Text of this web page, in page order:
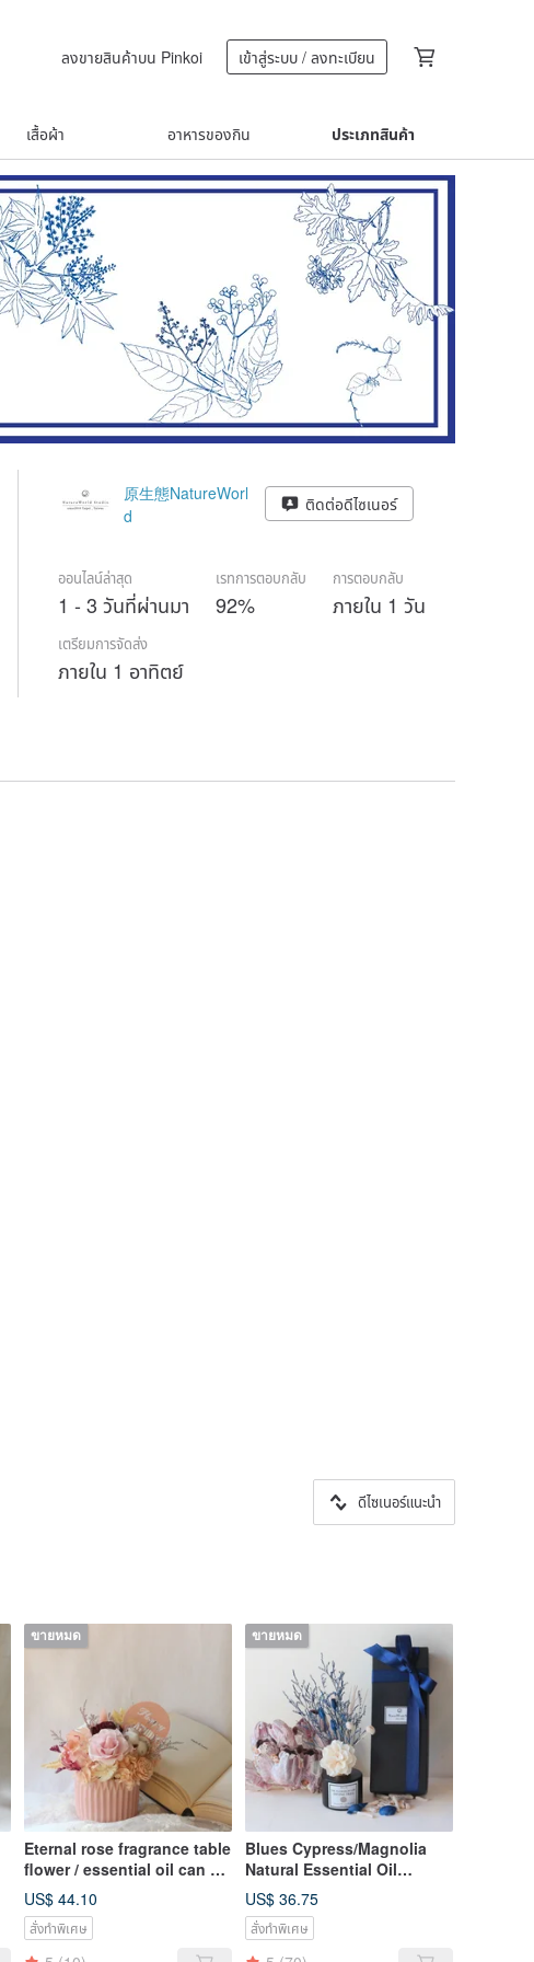
ลงขายสินค้าบน Pinkoi เข้าสู่ระบบ / ลงทะเบียน
เสื้อผ้า อาหารของกิน ประเภทสินค้า
原生態NatureWorl
d
ติดต่อดีไซเนอร์
ออนไลน์ล่าสุด
1 - 3 วันที่ผ่านมา
เรทการตอบกลับ
92%
การตอบกลับ
ภายใน 1 วัน
เตรียมการจัดส่ง
ภายใน 1 อาทิตย์
ดีไซเนอร์แนะนำ
ขายหมด
Eternal rose fragrance table
flower / essential oil can be
added
US$ 44.10
สั่งทำพิเศษ
ขายหมด
Blues Cypress/Magnolia
Natural Essential Oil
Diffuser Bottle Set 120ml/18
Types
US$ 36.75
สั่งทำพิเศษ